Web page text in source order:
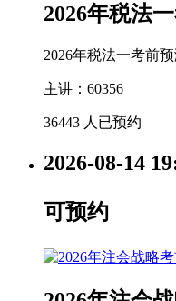
2026年税法
2026年税法一考前
主讲：60356
36443 人已预约
2026-08-14
可预约